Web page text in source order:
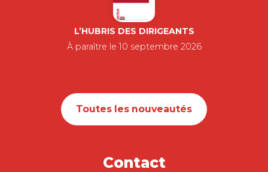
L’HUBRIS DES DIRIGEANTS
À paraître le 10 septembre 2026
Toutes les nouveautés
Contact